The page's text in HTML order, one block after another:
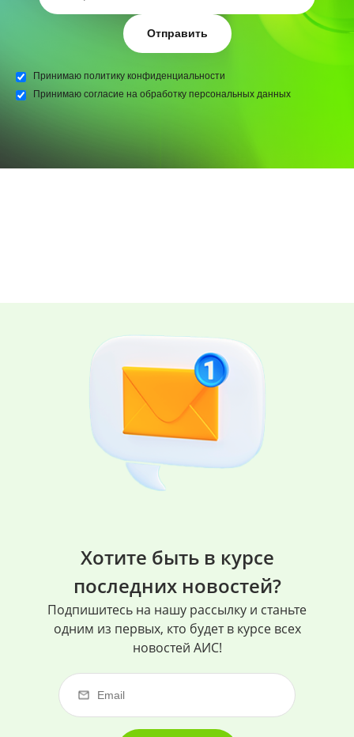
Отправить
Принимаю политику конфиденциальности
Принимаю согласие на обработку персональных данных
Хотите быть в курсе
последних новостей?
Подпишитесь на нашу рассылку и станьте
одним из первых, кто будет в курсе всех
новостей АИС!